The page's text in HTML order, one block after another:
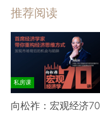
推荐阅读
私房课
向松祚：宏观经济70